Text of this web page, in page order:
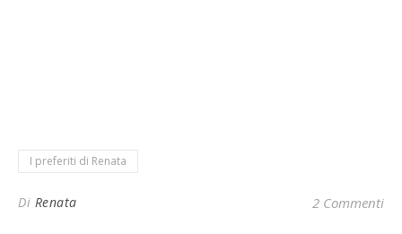
I preferiti di Renata
Di Renata 2 Commenti